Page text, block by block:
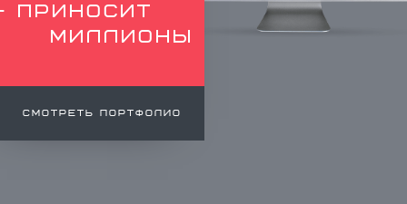
ПРИНОСИТ
МИЛЛИОНЫ
СМОТРЕТЬ ПОРТФОЛИО